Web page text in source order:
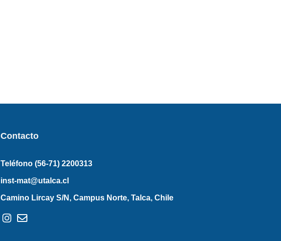
Contacto
Teléfono (56-71) 2200313
inst-mat@utalca.cl
Camino Lircay S/N, Campus Norte, Talca, Chile